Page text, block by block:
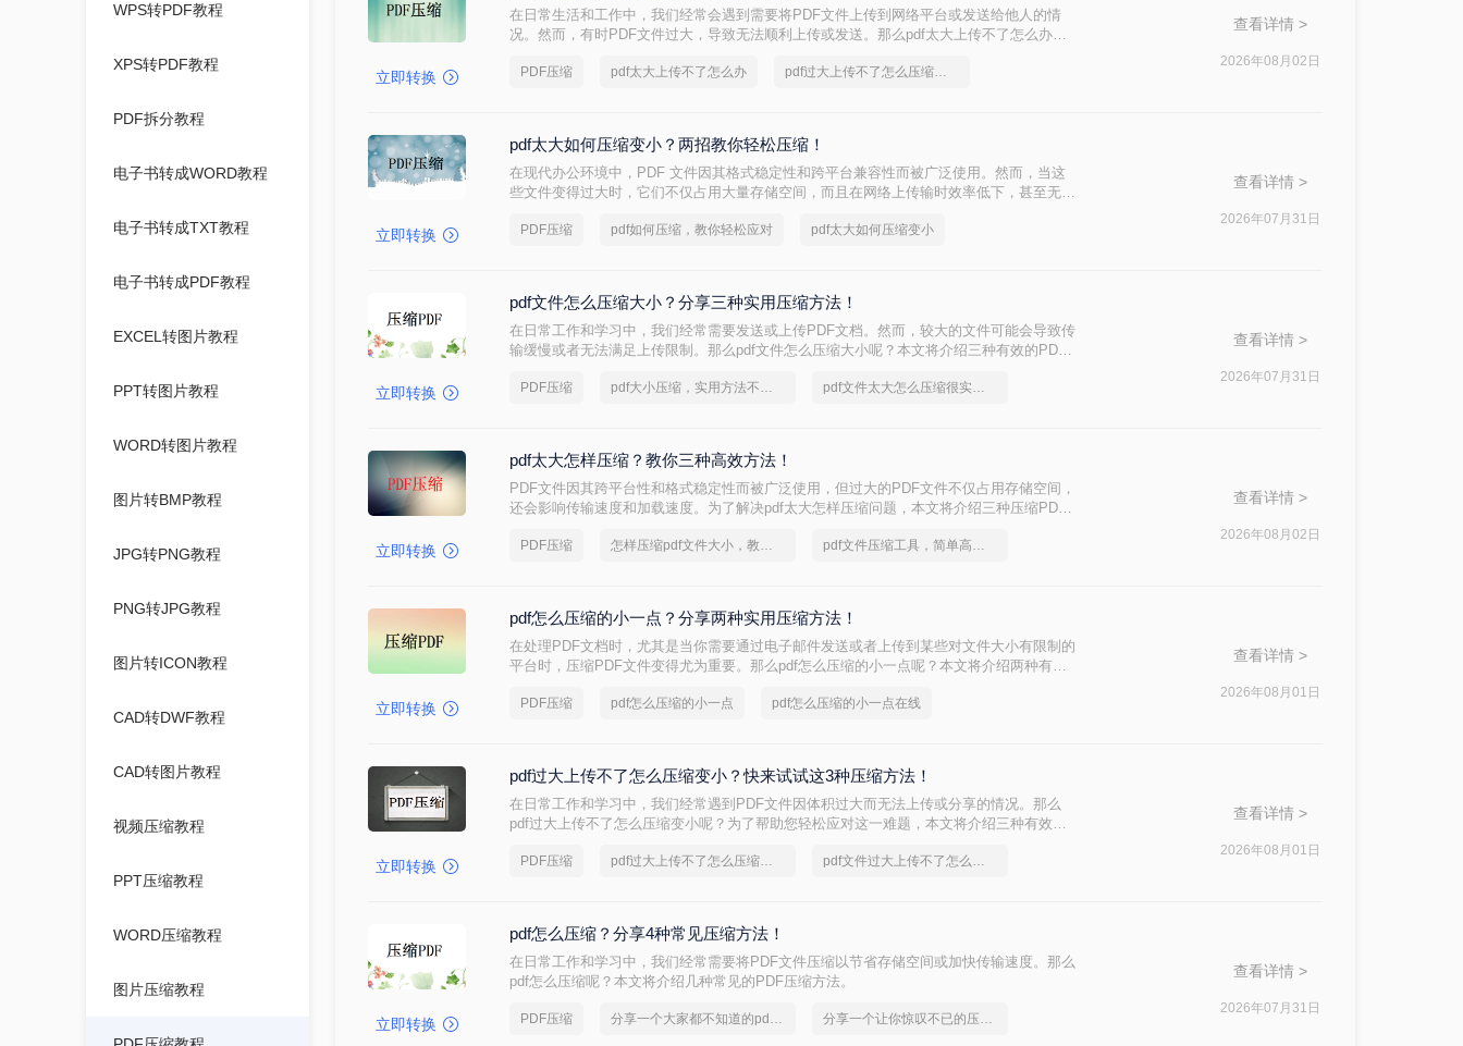
WPS转PDF教程
XPS转PDF教程
PDF拆分教程
电子书转成WORD教程
电子书转成TXT教程
电子书转成PDF教程
EXCEL转图片教程
PPT转图片教程
WORD转图片教程
图片转BMP教程
JPG转PNG教程
PNG转JPG教程
图片转ICON教程
CAD转DWF教程
CAD转图片教程
视频压缩教程
PPT压缩教程
WORD压缩教程
图片压缩教程
立即转换
在日常生活和工作中，我们经常会遇到需要将PDF文件上传到网络平台或发送给他人的情
况。然而，有时PDF文件过大，导致无法顺利上传或发送。那么pdf太大上传不了怎么办
PDF压缩 pdf太大上传不了怎么办 pdf过大上传不了怎么压缩变小
查看详情 >
2026年08月02日
立即转换
pdf太大如何压缩变小？两招教你轻松压缩！
在现代办公环境中，PDF 文件因其格式稳定性和跨平台兼容性而被广泛使用。然而，当这
些文件变得过大时，它们不仅占用大量存储空间，而且在网络上传输时效率低下，甚至无法
方法来解决这个问题，帮助您轻松完成 PDF 文件的压缩。
PDF压缩 pdf如何压缩，教你轻松应对 pdf太大如何压缩变小
查看详情 >
2026年07月31日
立即转换
pdf文件怎么压缩大小？分享三种实用压缩方法！
在日常工作和学习中，我们经常需要发送或上传PDF文档。然而，较大的文件可能会导致传
输缓慢或者无法满足上传限制。那么pdf文件怎么压缩大小呢？本文将介绍三种有效的PDF
PDF压缩 pdf大小压缩，实用方法不要错过 pdf文件太大怎么压缩很实用的方法
查看详情 >
2026年07月31日
立即转换
pdf太大怎样压缩？教你三种高效方法！
PDF文件因其跨平台性和格式稳定性而被广泛使用，但过大的PDF文件不仅占用存储空间，
还会影响传输速度和加载速度。为了解决pdf太大怎样压缩问题，本文将介绍三种压缩PDF
PDF压缩 怎样压缩pdf文件大小，教你几个方法 pdf文件压缩工具，简单高效的压缩方法
查看详情 >
2026年08月02日
立即转换
pdf怎么压缩的小一点？分享两种实用压缩方法！
在处理PDF文档时，尤其是当你需要通过电子邮件发送或者上传到某些对文件大小有限制的
平台时，压缩PDF文件变得尤为重要。那么pdf怎么压缩的小一点呢？本文将介绍两种有效
PDF压缩 pdf怎么压缩的小一点 pdf怎么压缩的小一点在线
查看详情 >
2026年08月01日
立即转换
pdf过大上传不了怎么压缩变小？快来试试这3种压缩方法！
在日常工作和学习中，我们经常遇到PDF文件因体积过大而无法上传或分享的情况。那么
pdf过大上传不了怎么压缩变小呢？为了帮助您轻松应对这一难题，本文将介绍三种有效的
PDF压缩 pdf过大上传不了怎么压缩变小 pdf文件过大上传不了怎么压缩变小
查看详情 >
2026年08月01日
立即转换
pdf怎么压缩？分享4种常见压缩方法！
在日常工作和学习中，我们经常需要将PDF文件压缩以节省存储空间或加快传输速度。那么
pdf怎么压缩呢？本文将介绍几种常见的PDF压缩方法。
PDF压缩 分享一个大家都不知道的pdf文件压缩方法 分享一个让你惊叹不已的压缩pdf文件方法
查看详情 >
2026年07月31日